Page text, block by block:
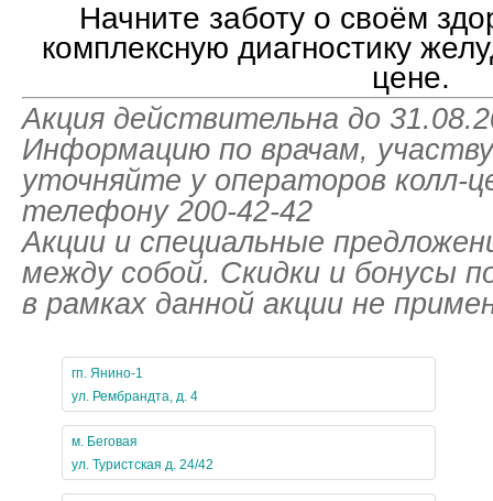
Начните заботу о своём
комплексную диагностику
цене.
Акция действительна до
Информацию по врачам,
уточняйте у операторов колл-
телефону 200-42-42
Акции и специальные
между собой. Скидки и бонусы
в рамках данной акции не
гп. Янино-1
ул. Рембрандта, д. 4
м. Беговая
ул. Туристcкая д. 24/42